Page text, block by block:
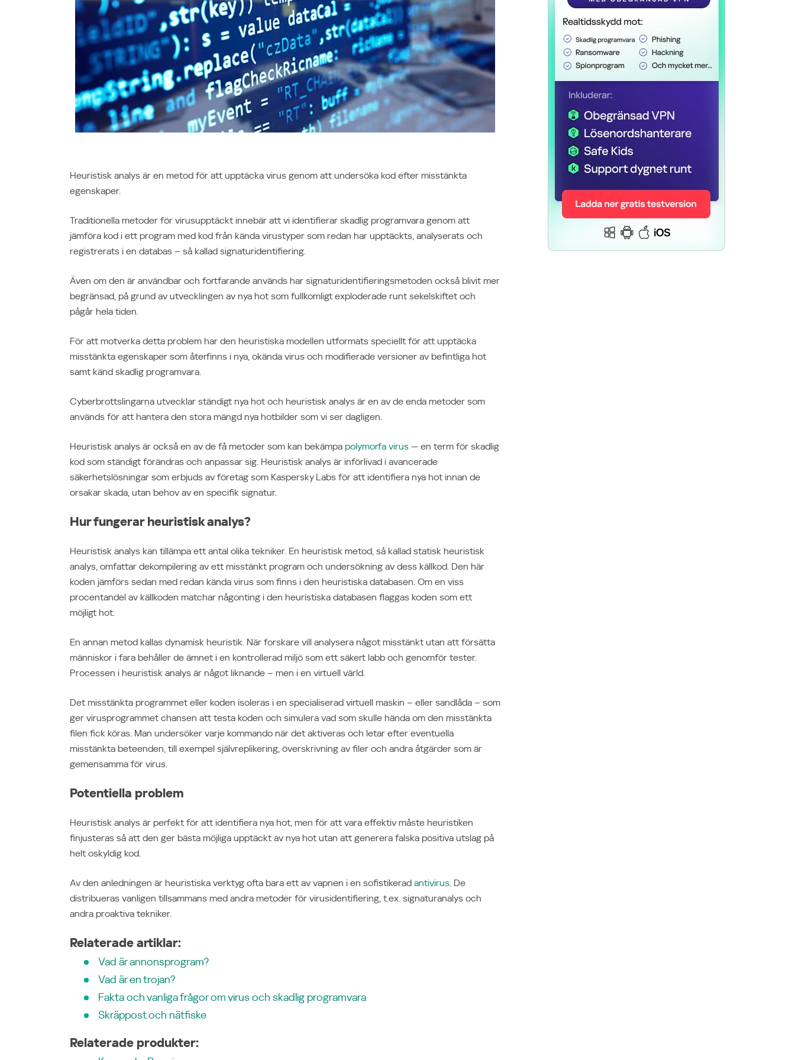
Mellanöstern
Middle East (English)
الشرق الأوسط (Arabic)
Україна (Ukraine)
日本語 (Japan)
För alla andra länder
Global Website
Heuristisk analys är en metod för att upptäcka virus genom att undersöka kod efter misstänkta
egenskaper.
Traditionella metoder för virusupptäckt innebär att vi identifierar skadlig programvara genom att
jämföra kod i ett program med kod från kända virustyper som redan har upptäckts, analyserats och
registrerats i en databas – så kallad signaturidentifiering.
Även om den är användbar och fortfarande används har signaturidentifieringsmetoden också blivit mer
begränsad, på grund av utvecklingen av nya hot som fullkomligt exploderade runt sekelskiftet och
pågår hela tiden.
För att motverka detta problem har den heuristiska modellen utformats speciellt för att upptäcka
misstänkta egenskaper som återfinns i nya, okända virus och modifierade versioner av befintliga hot
samt känd skadlig programvara.
Cyberbrottslingarna utvecklar ständigt nya hot och heuristisk analys är en av de enda metoder som
används för att hantera den stora mängd nya hotbilder som vi ser dagligen.
Heuristisk analys är också en av de få metoder som kan bekämpa polymorfa virus — en term för skadlig
kod som ständigt förändras och anpassar sig. Heuristisk analys är införlivad i avancerade
säkerhetslösningar som erbjuds av företag som Kaspersky Labs för att identifiera nya hot innan de
orsakar skada, utan behov av en specifik signatur.
Hur fungerar heuristisk analys?
Heuristisk analys kan tillämpa ett antal olika tekniker. En heuristisk metod, så kallad statisk heuristisk
analys, omfattar dekompilering av ett misstänkt program och undersökning av dess källkod. Den här
koden jämförs sedan med redan kända virus som finns i den heuristiska databasen. Om en viss
procentandel av källkoden matchar någonting i den heuristiska databasen flaggas koden som ett
möjligt hot.
En annan metod kallas dynamisk heuristik. När forskare vill analysera något misstänkt utan att försätta
människor i fara behåller de ämnet i en kontrollerad miljö som ett säkert labb och genomför tester.
Processen i heuristisk analys är något liknande – men i en virtuell värld.
Det misstänkta programmet eller koden isoleras i en specialiserad virtuell maskin – eller sandlåda – som
ger virusprogrammet chansen att testa koden och simulera vad som skulle hända om den misstänkta
filen fick köras. Man undersöker varje kommando när det aktiveras och letar efter eventuella
misstänkta beteenden, till exempel självreplikering, överskrivning av filer och andra åtgärder som är
gemensamma för virus.
Potentiella problem
Heuristisk analys är perfekt för att identifiera nya hot, men för att vara effektiv måste heuristiken
finjusteras så att den ger bästa möjliga upptäckt av nya hot utan att generera falska positiva utslag på
helt oskyldig kod.
Av den anledningen är heuristiska verktyg ofta bara ett av vapnen i en sofistikerad antivirus. De
distribueras vanligen tillsammans med andra metoder för virusidentifiering, t.ex. signaturanalys och
andra proaktiva tekniker.
Relaterade artiklar:
Vad är annonsprogram?
Vad är en trojan?
Fakta och vanliga frågor om virus och skadlig programvara
Skräppost och nätfiske
Relaterade produkter: